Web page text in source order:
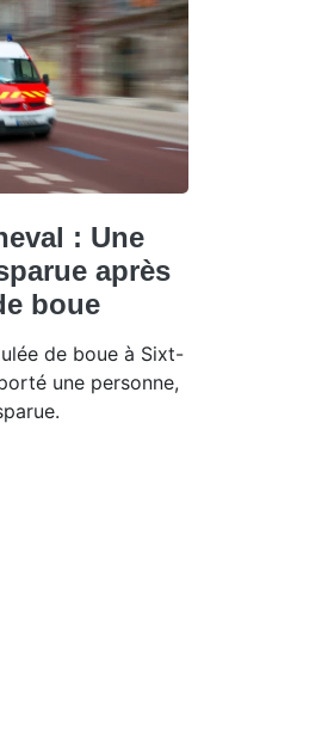
: Une
après
boue
de boue à Sixt-
une personne,